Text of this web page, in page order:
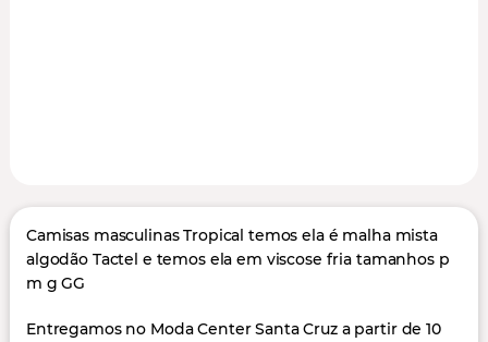
Camisas masculinas Tropical temos ela é malha mista
algodão Tactel e temos ela em viscose fria tamanhos p
m g GG
Entregamos no Moda Center Santa Cruz a partir de 10